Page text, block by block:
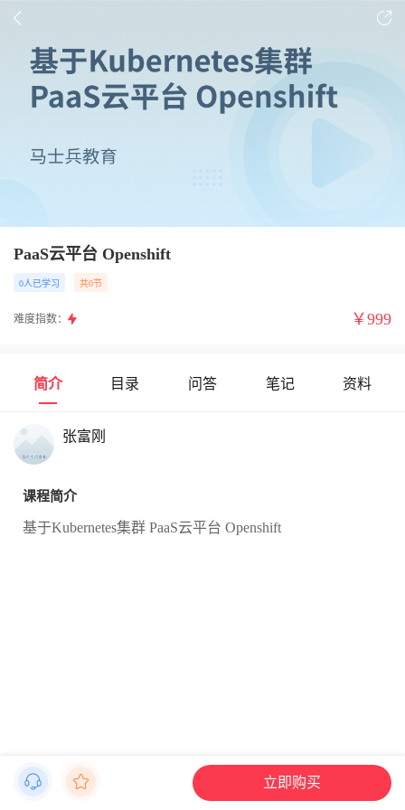
PaaS云平台 Openshift
0人已学习 共0节
难度指数： ￥999
简介 目录 问答 笔记 资料
张富刚
课程简介
基于Kubernetes集群 PaaS云平台 Openshift
立即购买